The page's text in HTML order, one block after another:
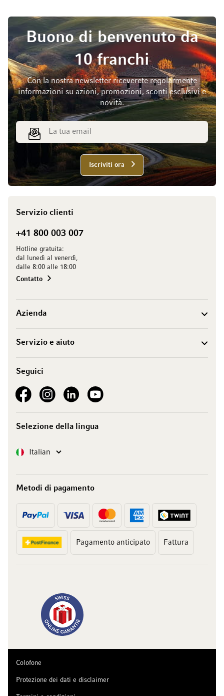
Buono di benvenuto da
10 franchi
Con la nostra newsletter riceverete regolarmente
informazioni su azioni, promozioni, sconti esclusivi e
novità.
Indirizzo email
Iscriviti ora
Servizio clienti
+41 800 003 007
Hotline gratuita:
dal lunedì al venerdì,
dalle 8:00 alle 18:00
Contatto
Azienda
Servizio e aiuto
Seguici
See our FacebookSee our Instagram account
See our LinkedInSee our YouTube channel
Selezione della lingua
Lingua Italian
Metodi di pagamento
Pagamento anticipato Fattura
Colofone
Protezione dei dati e disclaimer